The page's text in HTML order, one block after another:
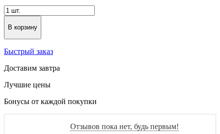
В корзину
Быстрый заказ
Доставим завтра
Лучшие цены
Бонусы от каждой покупки
Отзывов пока нет, будь первым!